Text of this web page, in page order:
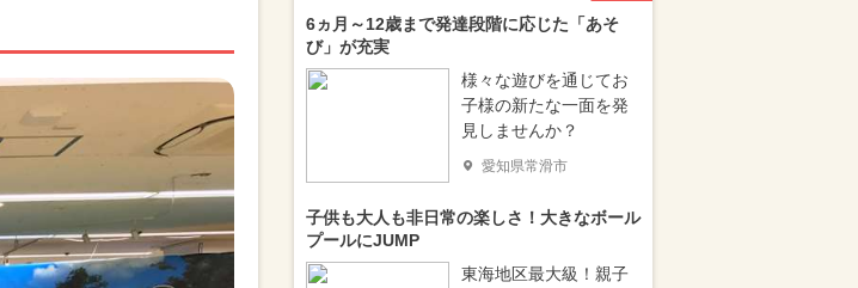
6ヵ月～12歳まで発達段階に応じた「あそ
び」が充実
様々な遊びを通じてお
子様の新たな一面を発
見しませんか？
愛知県常滑市
子供も大人も非日常の楽しさ！大きなボール
プールにJUMP
東海地区最大級！親子